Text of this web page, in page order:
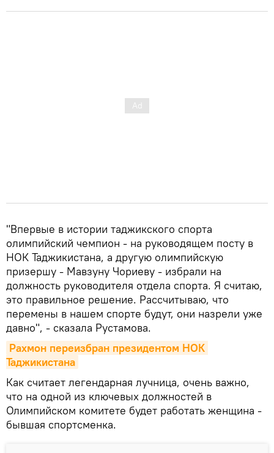
"Впервые в истории таджикского спорта
олимпийский чемпион - на руководящем посту в
НОК Таджикистана, а другую олимпийскую
призершу - Мавзуну Чориеву - избрали на
должность руководителя отдела спорта. Я считаю,
это правильное решение. Рассчитываю, что
перемены в нашем спорте будут, они назрели уже
давно", - сказала Рустамова.
Рахмон переизбран президентом НОК
Таджикистана
Как считает легендарная лучница, очень важно,
что на одной из ключевых должностей в
Олимпийском комитете будет работать женщина -
бывшая спортсменка.